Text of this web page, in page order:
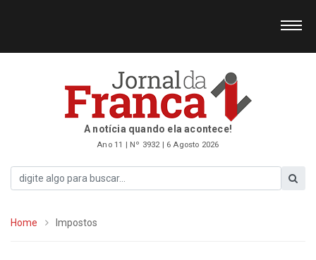
A notícia quando ela acontece!
Ano 11 | Nº 3932 | 6 Agosto 2026
Home Impostos